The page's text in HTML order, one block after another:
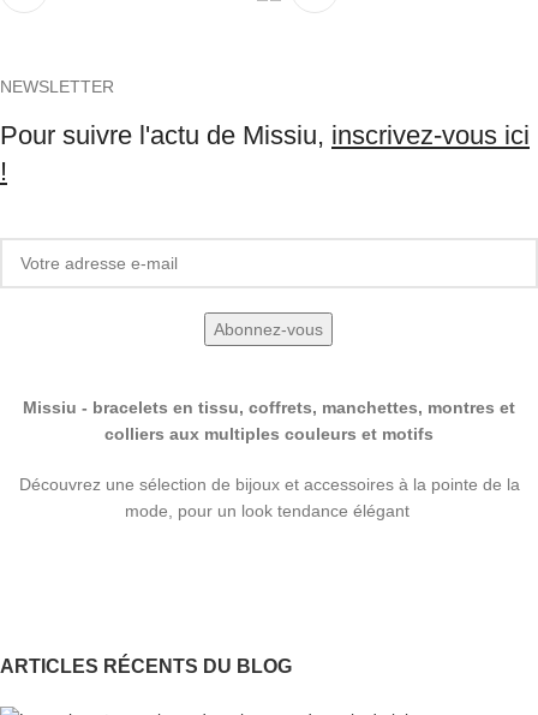
NEWSLETTER
Pour suivre l'actu de Missiu, inscrivez-vous ici
!
Missiu - bracelets en tissu, coffrets, manchettes, montres et
colliers aux multiples couleurs et motifs
Découvrez une sélection de bijoux et accessoires à la pointe de la
mode, pour un look tendance élégant
ARTICLES RÉCENTS DU BLOG